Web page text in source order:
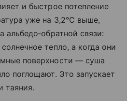
и быстрое потепление
уже на 3,2°C выше,
альбедо‑обратной связи:
тепло, а когда они
поверхности — суша
поглощают. Это запускает
таяния.